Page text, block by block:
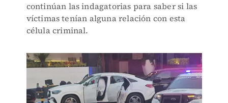
continúan las indagatorias para saber si las
víctimas tenían alguna relación con esta
célula criminal.